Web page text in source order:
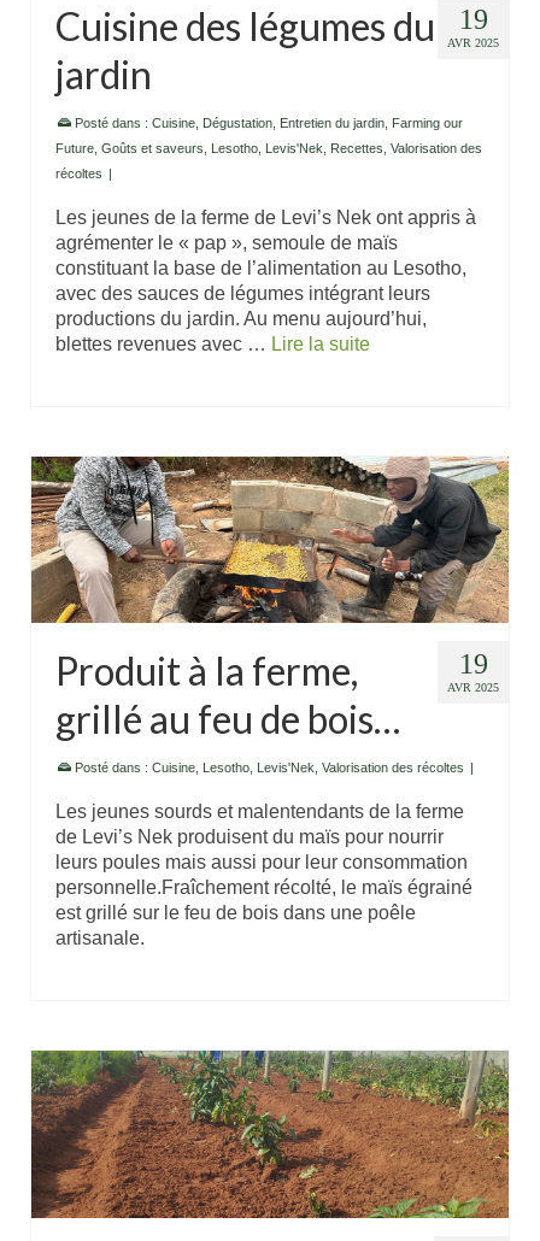
19
AVR 2025
Cuisine des légumes du
jardin
Posté dans : Cuisine Dégustation Entretien du jardin Farming our
Future Goûts et saveurs Lesotho Levis'Nek Recettes Valorisation des
récoltes |
Les jeunes de la ferme de Levi’s Nek ont appris à
agrémenter le « pap », semoule de maïs
constituant la base de l’alimentation au Lesotho,
avec des sauces de légumes intégrant leurs
productions du jardin. Au menu aujourd’hui,
blettes revenues avec … Lire la suite
19
AVR 2025
Produit à la ferme,
grillé au feu de bois…
Posté dans : Cuisine, Lesotho, Levis'Nek, Valorisation des récoltes
Les jeunes sourds et malentendants de la ferme
de Levi’s Nek produisent du maïs pour nourrir
leurs poules mais aussi pour leur consommation
personnelle.Fraîchement récolté, le maïs égrainé
est grillé sur le feu de bois dans une poêle
artisanale.